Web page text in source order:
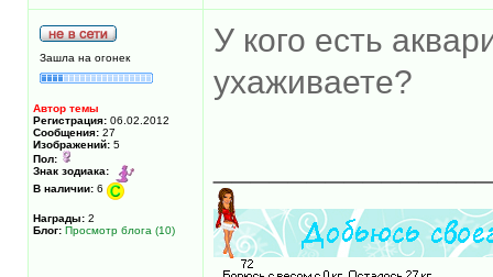
Зашла на огонек
Автор темы
Регистрация: 06.02.2012
Сообщения: 27
Изображений: 5
Пол:
Знак зодиака:
В наличии: 6
Награды: 2
Блог: Просмотр блога (10)
У кого есть
ухаживаете?